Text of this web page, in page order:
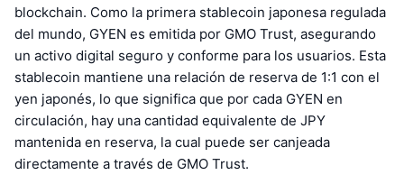
blockchain. Como la primera stablecoin japonesa regulada
del mundo, GYEN es emitida por GMO Trust, asegurando
un activo digital seguro y conforme para los usuarios. Esta
stablecoin mantiene una relación de reserva de 1:1 con el
yen japonés, lo que significa que por cada GYEN en
circulación, hay una cantidad equivalente de JPY
mantenida en reserva, la cual puede ser canjeada
directamente a través de GMO Trust.